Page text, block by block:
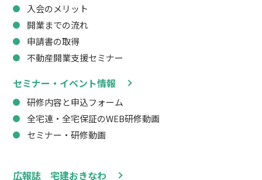
広報誌 宅建おきなわ
入会のメリット
開業までの流れ
申請書の取得
不動産開業支援セミナー
セミナー・イベント情報
研修内容と申込フォーム
全宅連・全宅保証のWEB研修動画
セミナー・研修動画